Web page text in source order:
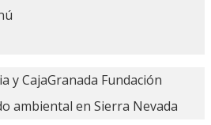
y CajaGranada Fundación
ambiental en Sierra Nevada